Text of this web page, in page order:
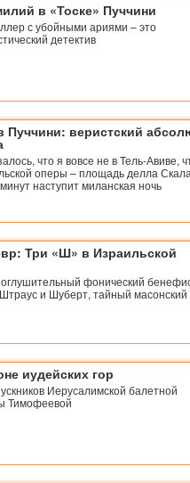
в «Тоске» Пуччини
с убойными ариями – это
детектив
Пуччини: веристский
что я вовсе не в Тель-Авиве,
оперы – площадь делла
наступит миланская ночь
Три «Ш» в Израильской
фонический
и Шуберт, тайный масонский
иудейских гор
Иерусалимской балетной
Тимофеевой